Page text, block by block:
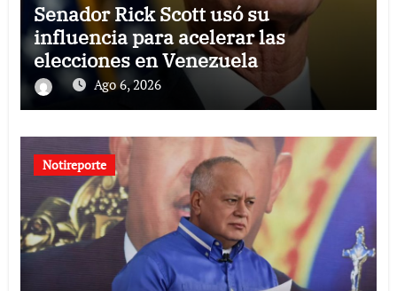
Senador Rick Scott usó su
influencia para acelerar las
elecciones en Venezuela
Ago 6, 2026
Notireporte